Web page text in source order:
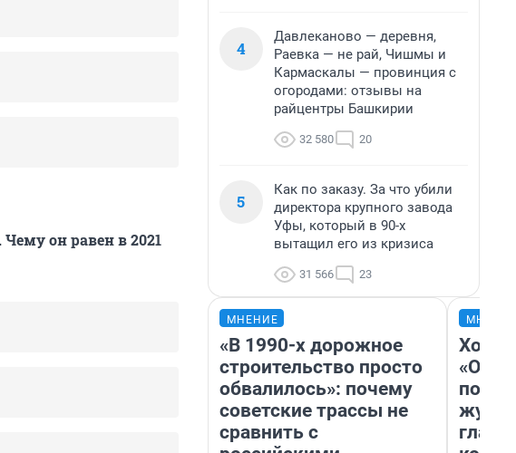
он равен в 2021
4
Давлеканово — деревня,
Раевка — не рай, Чишмы и
Кармаскалы — провинция с
огородами: отзывы на
райцентры Башкирии
32 580 20
5
Как по заказу. За что убили
директора крупного завода
Уфы, который в 90-х
вытащил его из кризиса
31 566 23
МНЕНИЕ
«В 1990-х дорожное
строительство просто
обвалилось»: почему
советские трассы не
сравнить с
Хоть